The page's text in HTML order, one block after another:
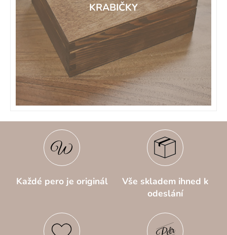
KRABIČKY
Každé pero je originál
Vše skladem ihned k
odeslání